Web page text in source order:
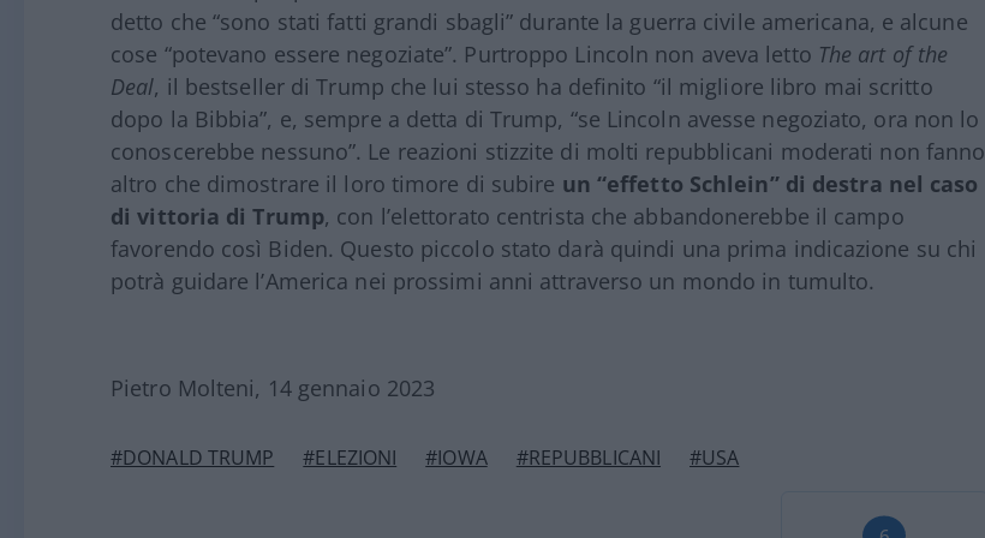
detto che “sono stati fatti grandi sbagli” durante la guerra civile americana, e alcune
cose “potevano essere negoziate”. Purtroppo Lincoln non aveva letto The art of the
Deal, il bestseller di Trump che lui stesso ha definito “il migliore libro mai scritto
dopo la Bibbia”, e, sempre a detta di Trump, “se Lincoln avesse negoziato, ora non lo
conoscerebbe nessuno”. Le reazioni stizzite di molti repubblicani moderati non fanno
altro che dimostrare il loro timore di subire un “effetto Schlein” di destra nel caso
di vittoria di Trump, con l’elettorato centrista che abbandonerebbe il campo
favorendo così Biden. Questo piccolo stato darà quindi una prima indicazione su chi
potrà guidare l’America nei prossimi anni attraverso un mondo in tumulto.
Pietro Molteni, 14 gennaio 2023
#DONALD TRUMP #ELEZIONI #IOWA #REPUBBLICANI #USA